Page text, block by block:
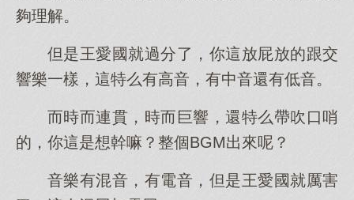
夠理解。
但是王愛國就過分了，你這放屁放的跟交
響樂一樣，這特么有高音，有中音還有低音。
而時而連貫，時而巨響，還特么帶吹口哨
的，你這是想幹嘛？整個BGM出來呢？
音樂有混音，有電音，但是王愛國就厲害